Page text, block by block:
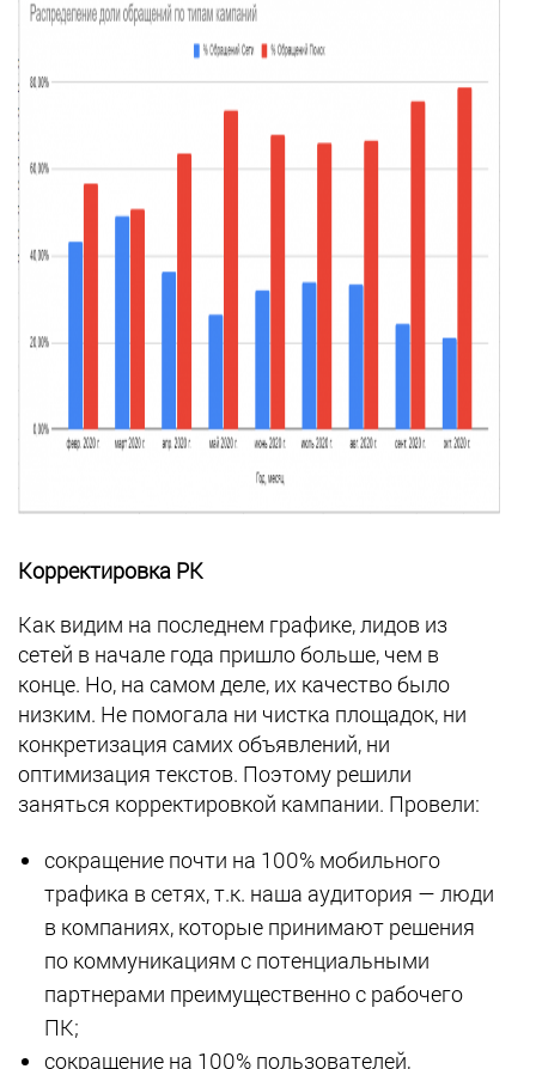
Корректировка РК
Как видим на последнем графике, лидов из
сетей в начале года пришло больше, чем в
конце. Но, на самом деле, их качество было
низким. Не помогала ни чистка площадок, ни
конкретизация самих объявлений, ни
оптимизация текстов. Поэтому решили
заняться корректировкой кампании. Провели:
сокращение почти на 100% мобильного
трафика в сетях, т.к. наша аудитория — люди
в компаниях, которые принимают решения
по коммуникациям с потенциальными
партнерами преимущественно с рабочего
ПК;
сокращение на 100% пользователей,